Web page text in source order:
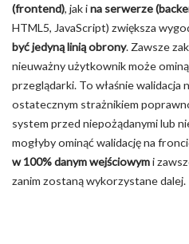
(frontend), jak ina serwerze
HTML5, JavaScript) zwiększa
być jedyną linią obrony. Zawsze
nieuważny użytkownik może
przeglądarki. To właśnie walidacja
ostatecznym strażnikiem
system przed niepożądanymi lub
mogłyby ominąć walidację na
w 100% danym wejściowymi
zanim zostaną wykorzystane dalej.